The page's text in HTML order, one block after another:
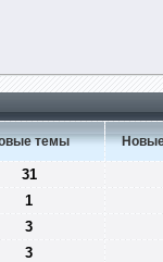
темы
31
1
3
3